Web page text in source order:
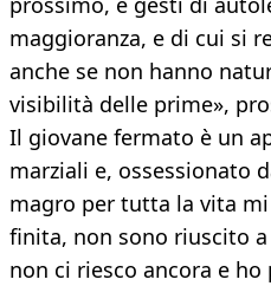
maggioranza, e di cui si
anche se non hanno
visibilità delle prime»,
Il giovane fermato è un
marziali e, ossessionato
magro per tutta la vita
finita, non sono riuscito a
non ci riesco ancora e